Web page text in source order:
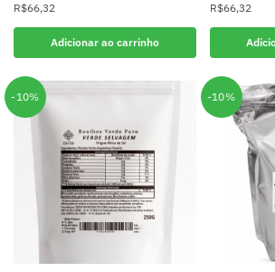
R$66,32
Adicionar ao carrinho
R$66,32
-10% -10%